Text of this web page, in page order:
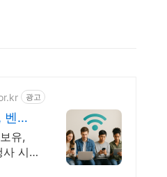
광고
처
유,
시